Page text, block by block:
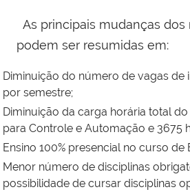
As principais mudanças dos
podem ser resumidas em:
Diminuição do número de vagas de
por semestre;
Diminuição da carga horária total
para Controle e Automação e 3675
Ensino 100% presencial no curso de
Menor número de disciplinas
possibilidade de cursar disciplinas